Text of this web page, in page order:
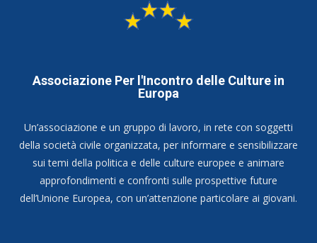
Associazione Per l'Incontro delle Culture in
Europa
Un’associazione e un gruppo di lavoro, in rete con soggetti
della società civile organizzata, per informare e sensibilizzare
sui temi della politica e delle culture europee e animare
approfondimenti e confronti sulle prospettive future
dell’Unione Europea, con un’attenzione particolare ai giovani.